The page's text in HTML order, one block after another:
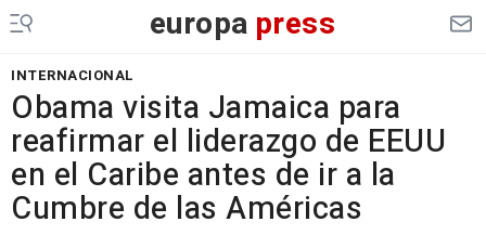
europa press
INTERNACIONAL
Obama visita Jamaica para
reafirmar el liderazgo de EEUU
en el Caribe antes de ir a la
Cumbre de las Américas